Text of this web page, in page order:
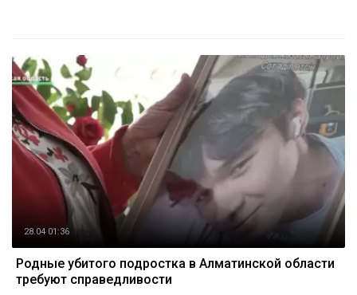
28.04 01:36
Родные убитого подростка в Алматинской области
требуют справедливости